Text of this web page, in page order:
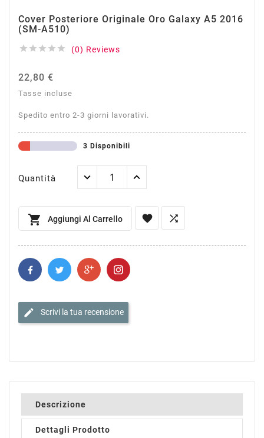
Cover Posteriore Originale Oro Galaxy A5 2016
(SM-A510)
     (0) Reviews
22,80 €
Tasse incluse
Spedito entro 2-3 giorni lavorativi.
3 Disponibili
Quantità
 Aggiungi Al Carrello  
edit Scrivi la tua recensione
Descrizione
Dettagli Prodotto